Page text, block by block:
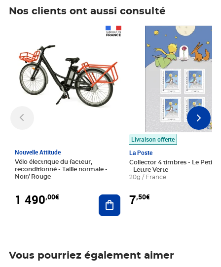
Nos clients ont aussi consulté
Nouvelle Attitude
Vélo électrique du facteur,
reconditionné - Taille normale -
Noir/ Rouge
1 490,00€ Ajouter au panier
Livraison offerte
La Poste
Collector 4 timbres - Le Petit
- Lettre Verte
20g / France
7,50€
Prix 7,50€
Vous pourriez également aimer